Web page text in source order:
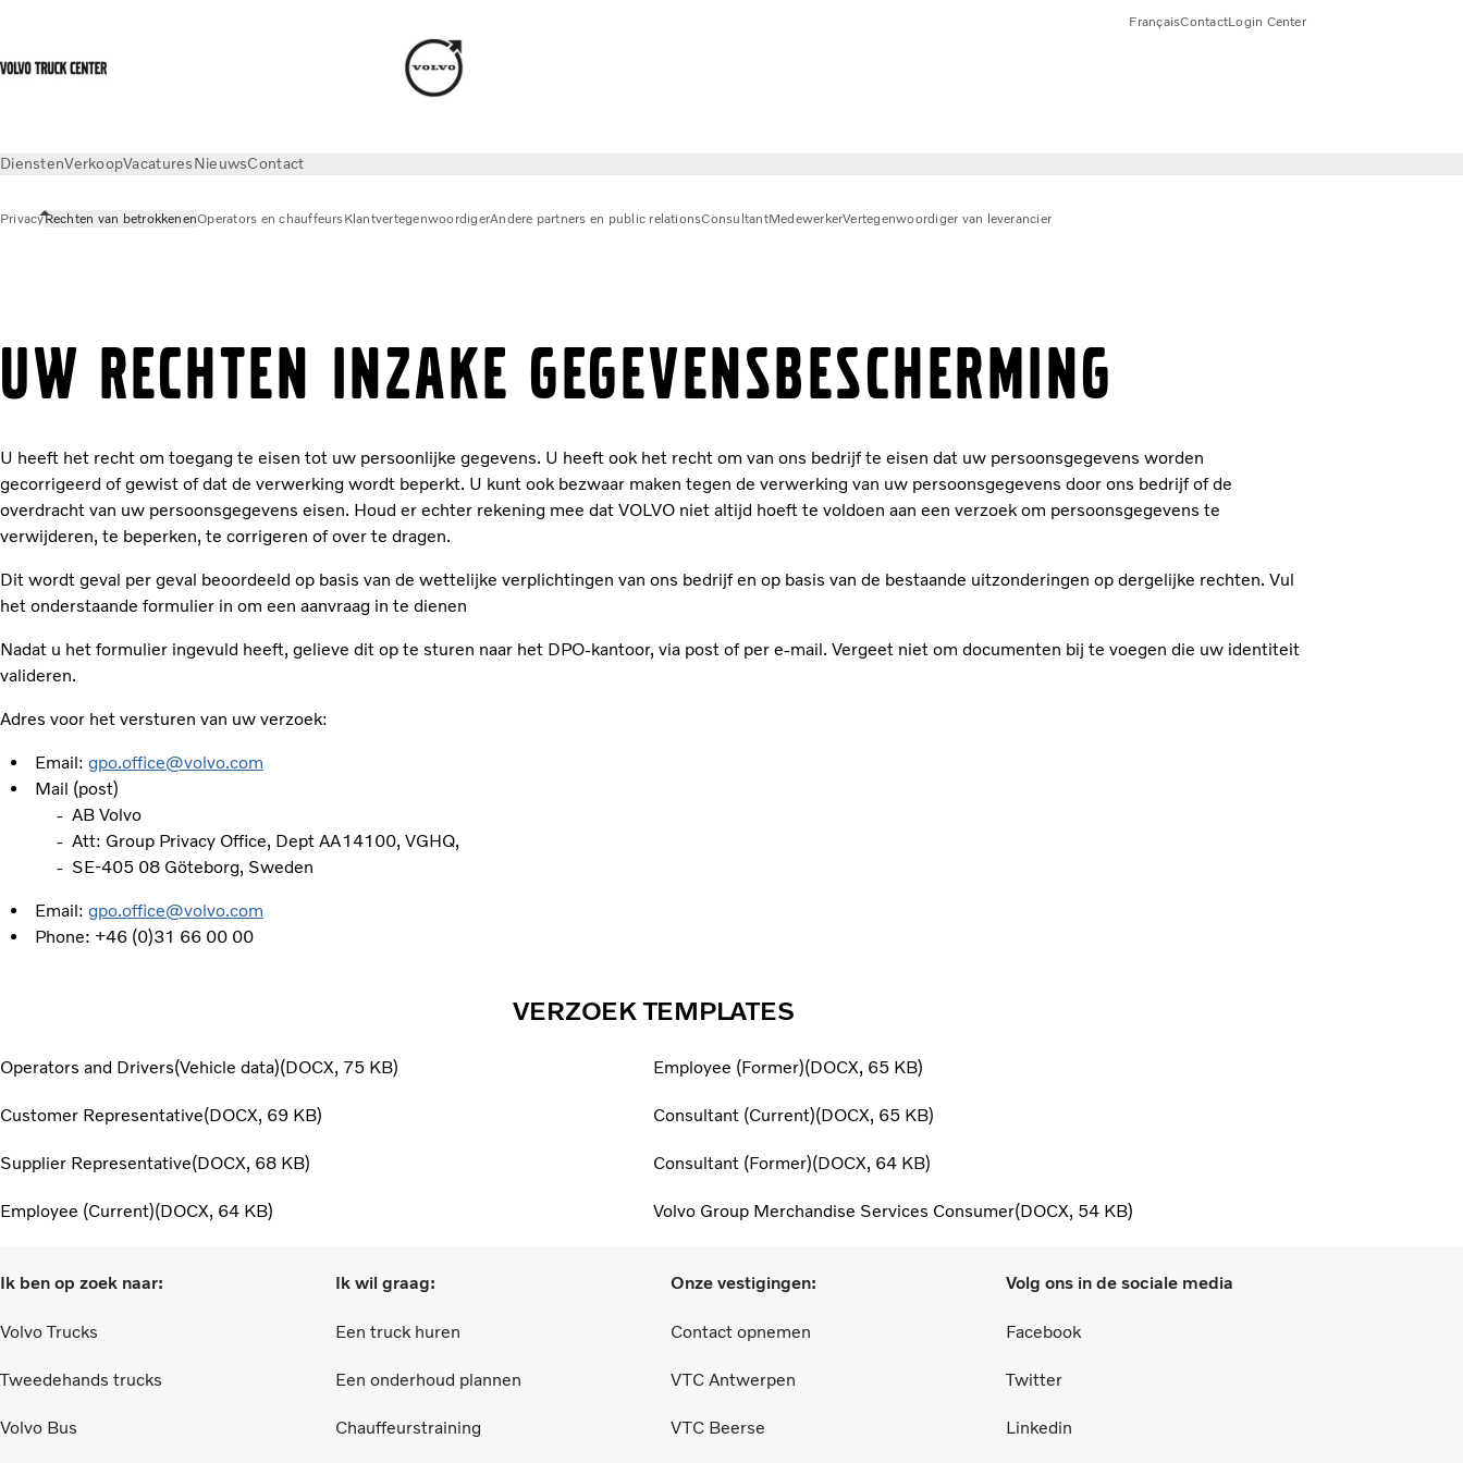
FrançaisContactLogin Center
DienstenVerkoopVacaturesNieuwsContact
PrivacyRechten van betrokkenenOperators en chauffeursKlantvertegenwoordigerAndere partners en public relationsConsultantMedewerkerVertegenwoordiger van leverancier
UW RECHTEN INZAKE GEGEVENSBESCHERMING
U heeft het recht om toegang te eisen tot uw persoonlijke gegevens. U heeft ook het recht om van ons bedrijf te eisen dat uw persoonsgegevens worden
gecorrigeerd of gewist of dat de verwerking wordt beperkt. U kunt ook bezwaar maken tegen de verwerking van uw persoonsgegevens door ons bedrijf of de
overdracht van uw persoonsgegevens eisen. Houd er echter rekening mee dat VOLVO niet altijd hoeft te voldoen aan een verzoek om persoonsgegevens te
verwijderen, te beperken, te corrigeren of over te dragen.
Dit wordt geval per geval beoordeeld op basis van de wettelijke verplichtingen van ons bedrijf en op basis van de bestaande uitzonderingen op dergelijke rechten. Vul
het onderstaande formulier in om een ​​aanvraag in te dienen
Nadat u het formulier ingevuld heeft, gelieve dit op te sturen naar het DPO-kantoor, via post of per e-mail. Vergeet niet om documenten bij te voegen die uw identiteit
valideren.
Adres voor het versturen van uw verzoek:
Email: gpo.office@volvo.com
Mail (post)
- AB Volvo
- Att: Group Privacy Office, Dept AA14100, VGHQ,
- SE-405 08 Göteborg, Sweden
Email: gpo.office@volvo.com
Phone: +46 (0)31 66 00 00
VERZOEK TEMPLATES
Operators and Drivers(Vehicle data) DOCX 75 KB
Customer Representative DOCX 69 KB
Supplier Representative DOCX 68 KB
Employee (Current) DOCX 64 KB
Employee (Former) DOCX 65 KB
Consultant (Current) DOCX 65 KB
Consultant (Former) DOCX 64 KB
Volvo Group Merchandise Services Consumer DOCX 54 KB
Ik ben op zoek naar:
Volvo Trucks
Tweedehands trucks
Volvo Bus
Ik wil graag:
Een truck huren
Een onderhoud plannen
Chauffeurstraining
Onze vestigingen:
Contact opnemen
VTC Antwerpen
VTC Beerse
Volg ons in de sociale media
Facebook
Twitter
Linkedin